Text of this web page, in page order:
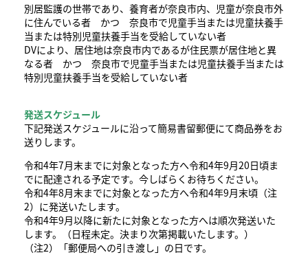
別居監護の世帯であり、養育者が奈良市内、児童が奈良市外
に住んでいる者 かつ 奈良市で児童手当または児童扶養手
当または特別児童扶養手当を受給していない者
DVにより、居住地は奈良市内であるが住民票が居住地と異
なる者 かつ 奈良市で児童手当または児童扶養手当または
特別児童扶養手当を受給していない者
発送スケジュール
下記発送スケジュールに沿って簡易書留郵便にて商品券をお
送りします。
​令和4年7月末までに対象となった方へ令和4年9月20日頃ま
でに配達される予定です。今しばらくお待ちください。
​令和4年8月末までに対象となった方へ令和4年9月末頃（注
2）に発送いたします。
令和4年9月以降に新たに対象となった方へは順次発送いた
します。（日程未定。決まり次第掲載いたします。）
（注2）「郵便局への引き渡し」の日です。